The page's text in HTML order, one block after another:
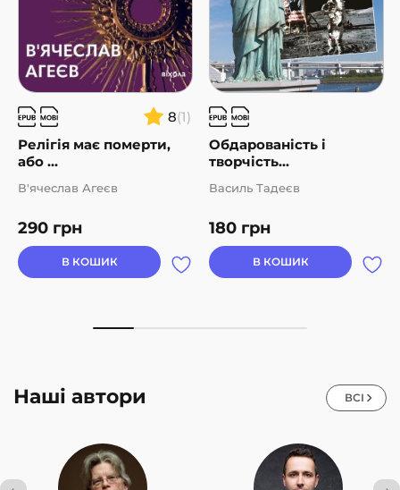
8(1)
Релігія має померти,
або ...
290 грн
В'ячеслав Агеєв
В КОШИК
Обдарованість і
творчість...
180 грн
Василь Тадеєв
В КОШИК
Наші автори ВСІ